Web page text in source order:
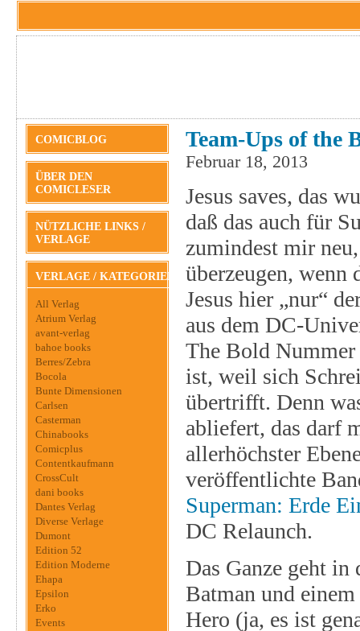
COMICBLOG
ÜBER DEN
COMICLESER
NÜTZLICHE LINKS /
VERLAGE
VERLAGE / KATEGORIEN
All Verlag
Atrium Verlag
avant-verlag
bahoe books
Berres/Zebra
Bocola
Bunte Dimensionen
Carlsen
Casterman
Chinabooks
Comicplus
Contentkaufmann
CrossCult
dani books
Dantes Verlag
Diverse Verlage
Dumont
Edition 52
Edition Moderne
Ehapa
Epsilon
Erko
Events
Team-Ups of the
Februar 18, 2013
Jesus saves, das
daß das auch für
zumindest mir
überzeugen, wenn
Jesus hier „nur“
aus dem DC-
The Bold Nummer
ist, weil sich
übertrifft. Denn
abliefert, das darf
allerhöchster
veröffentlichte
Superman: Erde
DC Relaunch.
Das Ganze geht
Batman und
Hero (ja, es ist